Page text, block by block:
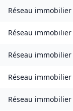
Réseau immobilier
Réseau immobilier
Réseau immobilier
Réseau immobilier
Réseau immobilier